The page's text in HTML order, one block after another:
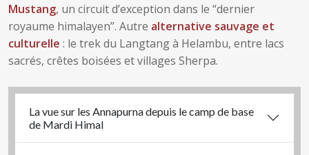
Mustang, un circuit d’exception dans le “dernier
royaume himalayen”. Autre alternative sauvage et
culturelle : le trek du Langtang à Helambu, entre lacs
sacrés, crêtes boisées et villages Sherpa.
La vue sur les Annapurna depuis le camp de base
de Mardi Himal